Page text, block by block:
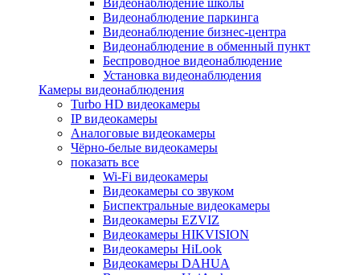
Видеонаблюдение паркинга
Видеонаблюдение бизнес-центра
Видеонаблюдение в обменный пункт
Беспроводное видеонаблюдение
Установка видеонаблюдения
Камеры видеонаблюдения
Turbo HD видеокамеры
IP видеокамеры
Аналоговые видеокамеры
Чёрно-белые видеокамеры
показать все
Wi-Fi видеокамеры
Видеокамеры со звуком
Биспектральные видеокамеры
Видеокамеры EZVIZ
Видеокамеры HIKVISION
Видеокамеры HiLook
Видеокамеры DAHUA